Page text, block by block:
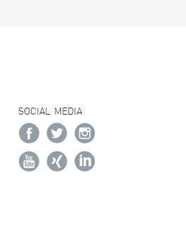
SOCIAL MEDIA